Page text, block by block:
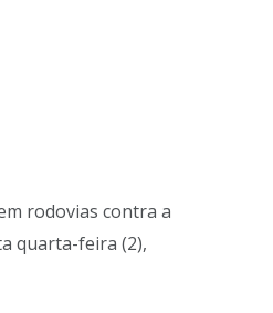
rodovias contra a
quarta-feira (2),